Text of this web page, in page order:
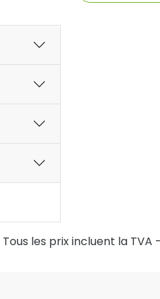
les prix incluent la TVA